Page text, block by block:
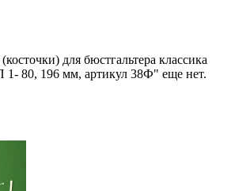
для бюстгальтера классика
1- 80, 196 мм, артикул 38Ф" еще нет.